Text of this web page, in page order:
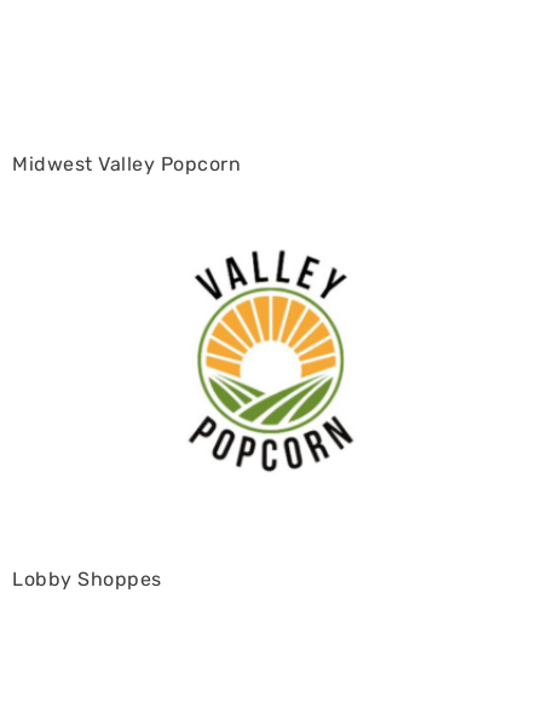
Midwest Valley Popcorn
Lobby Shoppes